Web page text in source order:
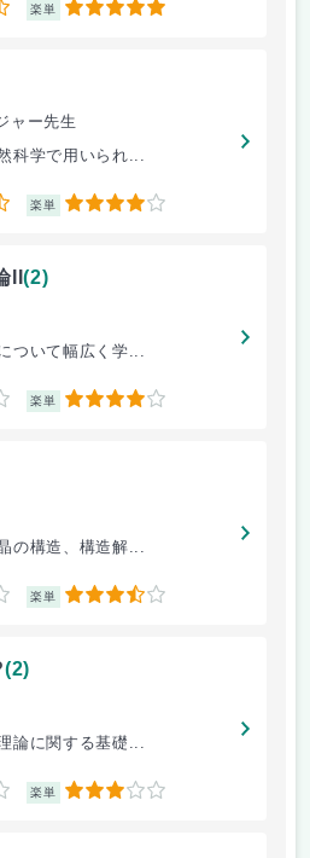
楽単 5
ャー先生
科学で用いられ...
楽単 4
II(2)
ついて幅広く学...
楽単 4
の構造、構造解...
楽単 3.5
(2)
論に関する基礎...
楽単 3